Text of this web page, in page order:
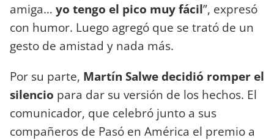
amiga… yo tengo el pico muy fácil”, expresó
con humor. Luego agregó que se trató de un
gesto de amistad y nada más.
Por su parte, Martín Salwe decidió romper el
silencio para dar su versión de los hechos. El
comunicador, que celebró junto a sus
compañeros de Pasó en América el premio a